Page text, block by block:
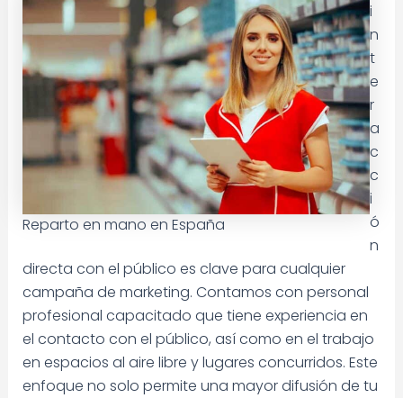
Reparto en mano en España
i
n
t
e
r
a
c
c
i
ó
n
directa con el público es clave para cualquier
campaña de marketing. Contamos con personal
profesional capacitado que tiene experiencia en
el contacto con el público, así como en el trabajo
en espacios al aire libre y lugares concurridos. Este
enfoque no solo permite una mayor difusión de tu